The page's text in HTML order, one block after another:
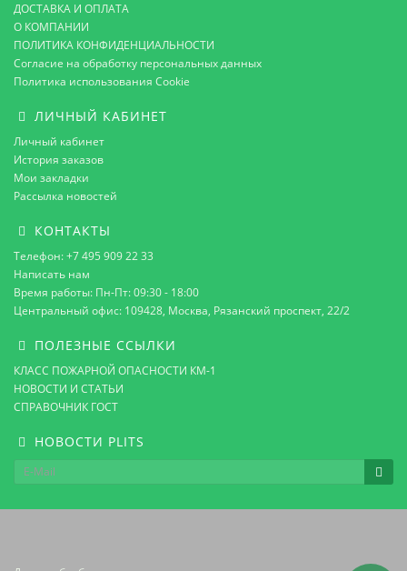
ДОСТАВКА И ОПЛАТА
О КОМПАНИИ
ПОЛИТИКА КОНФИДЕНЦИАЛЬНОСТИ
Согласие на обработку персональных данных
Политика использования Cookie
ЛИЧНЫЙ КАБИНЕТ
Личный кабинет
История заказов
Мои закладки
Рассылка новостей
КОНТАКТЫ
Телефон: +7 495 909 22 33
Написать нам
Время работы: Пн-Пт: 09:30 - 18:00
Центральный офис: 109428, Москва, Рязанский проспект, 22/2
ПОЛЕЗНЫЕ ССЫЛКИ
КЛАСС ПОЖАРНОЙ ОПАСНОСТИ КМ-1
НОВОСТИ И СТАТЬИ
СПРАВОЧНИК ГОСТ
НОВОСТИ PLITS